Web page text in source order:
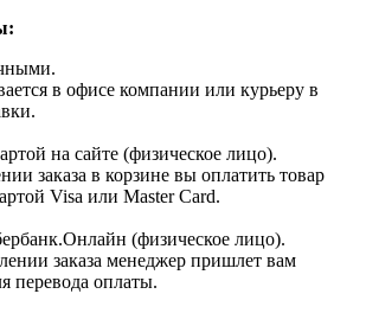
в офисе компании или курьеру в
на сайте (физическое лицо).
заказа в корзине вы оплатить товар
Visa или Master Card.
(физическое лицо).
заказа менеджер пришлет вам
перевода оплаты.